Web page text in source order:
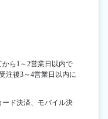
ら1～2営業日以内で
注後3～4営業日以内に
ド決済、モバイル決